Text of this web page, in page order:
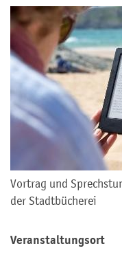
Vortrag und
der Stadtbücherei
Veranstaltungsort